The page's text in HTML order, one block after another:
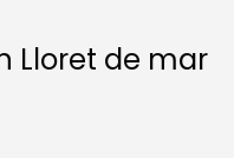
Lloret de mar